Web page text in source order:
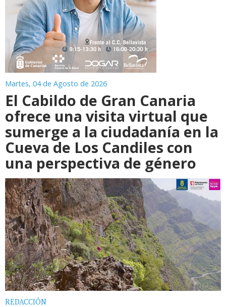
Martes, 04 de Agosto de 2026
El Cabildo de Gran Canaria
ofrece una visita virtual que
sumerge a la ciudadanía en la
Cueva de Los Candiles con
una perspectiva de género
REDACCIÓN